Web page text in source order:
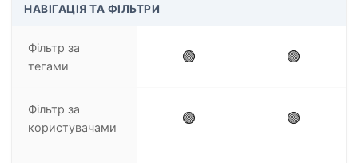
НАВІГАЦІЯ ТА ФІЛЬТРИ
Фільтр за
тегами
🟢 🟢
Фільтр за
користувачами
🟢 🟢